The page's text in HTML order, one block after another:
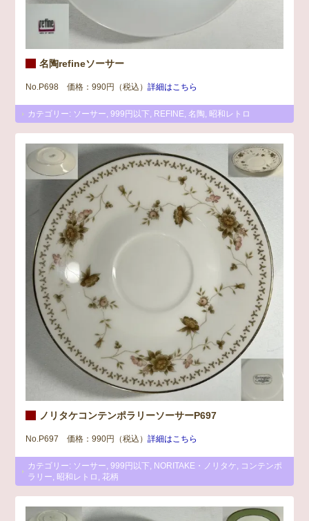
名陶refineソーサー
No.P698 価格：990円（税込）詳細はこちら
カテゴリー: ソーサー ,999円以下 REFINE ,名陶 昭和レトロ
ノリタケコンテンポラリーソーサーP697
No.P697 価格：990円（税込）詳細はこちら
カテゴリー: ソーサー ,999円以下 NORITAKE・ノリタケ
コンテンポ
ラリー
昭和レトロ ,花柄